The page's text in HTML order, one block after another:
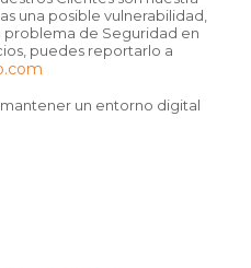
una posible vulnerabilidad,
de Seguridad en
puedes reportarlo a
un entorno digital